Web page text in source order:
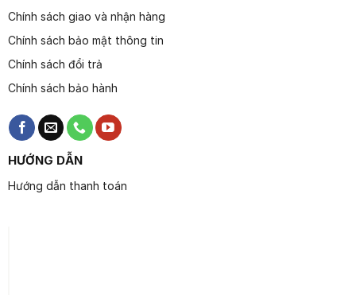
Chính sách giao và nhận hàng
Chính sách bảo mật thông tin
Chính sách đổi trả
Chính sách bảo hành
HƯỚNG DẪN
Hướng dẫn thanh toán